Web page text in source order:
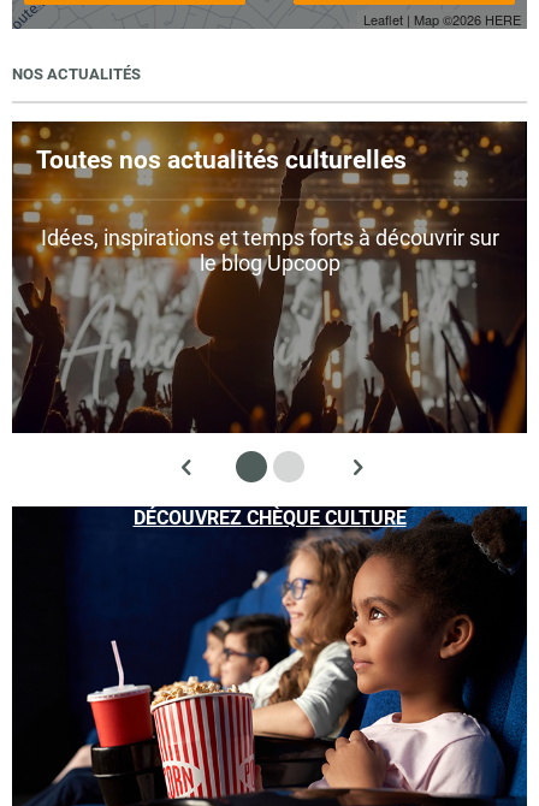
Leaflet | Map ©2026 HERE
NOS ACTUALITÉS
Toutes nos actualités culturelles
Idées, inspirations et temps forts à découvrir sur
le blog Upcoop
DÉCOUVREZ CHÈQUE CULTURE